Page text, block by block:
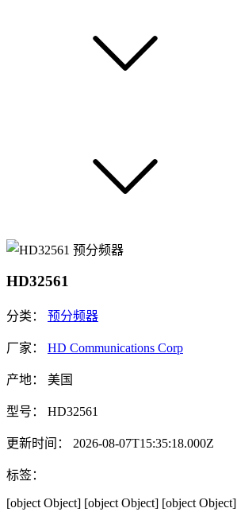
HD32561
分类： 预分频器
厂家： HD Communications Corp
产地： 美国
型号： HD32561
更新时间： 2026-08-07T15:35:18.000Z
标签：
[object Object] [object Object] [object Object]